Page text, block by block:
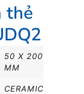
thẻ
50 X 200
MM
CERAMIC